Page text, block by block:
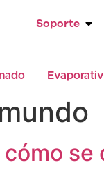
Soporte
se